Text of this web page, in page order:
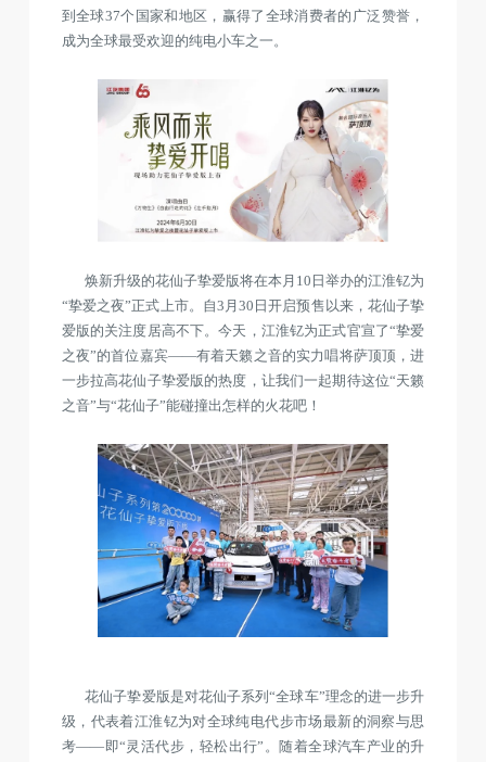
到全球37个国家和地区，赢得了全球消费者的广泛赞誉，
成为全球最受欢迎的纯电小车之一。
焕新升级的花仙子挚爱版将在本月10日举办的江淮钇为
“挚爱之夜”正式上市。自3月30日开启预售以来，花仙子挚
爱版的关注度居高不下。今天，江淮钇为正式官宣了“挚爱
之夜”的首位嘉宾——有着天籁之音的实力唱将萨顶顶，进
一步拉高花仙子挚爱版的热度，让我们一起期待这位“天籁
之音”与“花仙子”能碰撞出怎样的火花吧！
花仙子挚爱版是对花仙子系列“全球车”理念的进一步升
级，代表着江淮钇为对全球纯电代步市场最新的洞察与思
考——即“灵活代步，轻松出行”。随着全球汽车产业的升